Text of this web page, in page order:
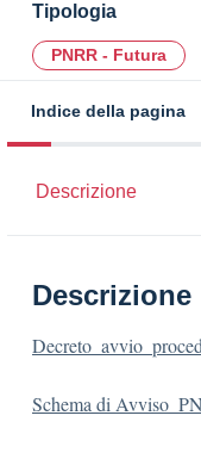
Tipologia
PNRR - Futura
Indice della pagina
Descrizione
Descrizione
Schema di